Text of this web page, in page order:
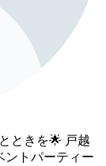
を🌟 戸越
ントパーティー